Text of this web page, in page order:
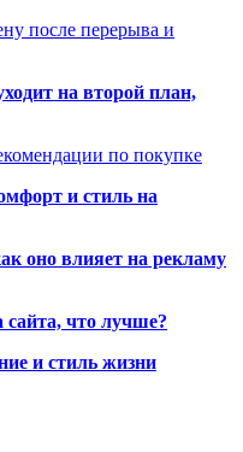
после перерыва и
на второй план,
по покупке
и стиль на
оно влияет на рекламу
сайта, что лучше?
и стиль жизни